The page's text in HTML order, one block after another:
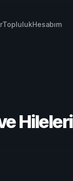
ToplulukHesabım
Hileleri